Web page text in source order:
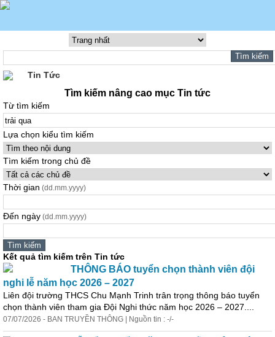
Tin Tức
Tìm kiếm nâng cao mục Tin tức
Từ tìm kiếm
Lựa chọn kiểu tìm kiếm
Tìm kiếm trong chủ đề
Thời gian (dd.mm.yyyy)
Đến ngày (dd.mm.yyyy)
Kết quả tìm kiếm trên Tin tức
THÔNG BÁO tuyển chọn thành viên đội
nghi lễ năm học 2026 – 2027
Liên đội trường THCS Chu Mạnh Trinh trân trọng thông báo tuyển
chọn thành viên tham gia Đội Nghi thức năm học 2026 – 2027....
07/07/2026 - BAN TRUYỀN THÔNG | Nguồn tin : -/-